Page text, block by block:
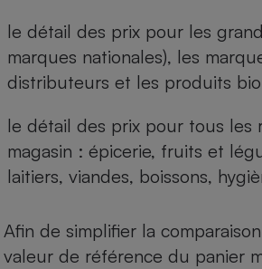
le détail des prix pour les
marques nationales), les
distributeurs et les produits
le détail des prix pour tous les
magasin : épicerie, fruits et
laitiers, viandes, boissons,
Afin de simplifier la
valeur de référence du panier